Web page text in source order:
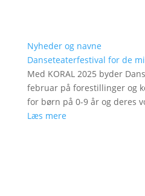
Nyheder og navne
Danseteaterfestival for de
Med KORAL 2025 byder
februar på forestillinger og
for børn på 0-9 år og deres
Læs mere